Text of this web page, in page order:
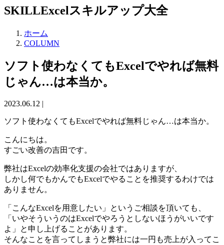
SKILLExcelスキルアップ大全
ホーム
COLUMN
ソフト使わなくてもExcelでやれば無料
じゃん…は本当か。
2023.06.12 |
ソフト使わなくてもExcelでやれば無料じゃん…は本当か。
こんにちは。
すごい改善の吉田です。
弊社はExcelの効率化支援の会社ではありますが、
しかし何でもかんでもExcelでやることを推奨するわけでは
ありません。
「こんなExcelを用意したい」というご相談を頂いても、
「いやそういうのはExcelでやろうとしないほうがいいです
よ」と申し上げることがあります。
そんなことを言ってしまうと弊社には一円も売上が入ってこ